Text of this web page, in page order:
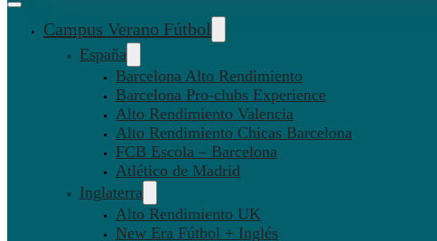
Campus Verano Fútbol
España
Barcelona Alto Rendimiento
Barcelona Pro-clubs Experience
Alto Rendimiento Valencia
Alto Rendimiento Chicas Barcelona
FCB Escola – Barcelona
Atlético de Madrid
Inglaterra
Alto Rendimiento UK
New Era Fútbol + Inglés